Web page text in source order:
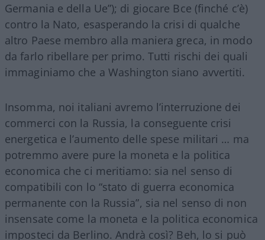
Germania e della Ue”); di giocare Bce (finché c’è)
contro la Nato, esasperando la crisi di qualche
altro Paese membro alla maniera greca, in modo
da farlo ribellare per primo. Tutti rischi dei quali
immaginiamo che a Washington siano avvertiti.
Insomma, noi italiani avremo l’interruzione dei
commerci con la Russia, la conseguente crisi
energetica e l’aumento delle spese militari … ma
potremmo avere pure la moneta e la politica
economica che ci meritiamo: sia nel senso di
compatibili con lo “stato di guerra economica
permanente con la Russia”, sia nel senso di non
insensate come la moneta e la politica economica
imposteci da Berlino. Andrà così? Beh, lo si può